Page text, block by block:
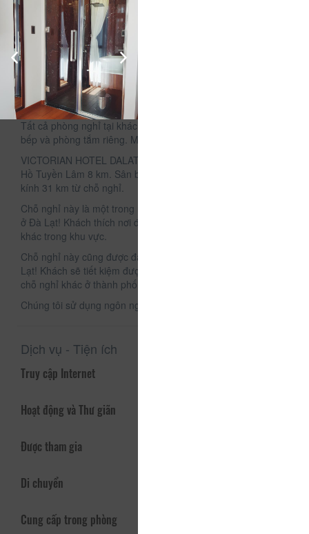
Mô tả
Tọa lạc tại thành phố Đà Lạt, cách Vườn hoa Đà Lạt 1,7 km
và Hồ Xuân Hương 3,2 km, VICTORIAN HOTEL DALAT cung
cấp chỗ nghỉ với sảnh khách chung và Wi-Fi miễn phí. Chỗ
nghỉ này có lễ tân 24 giờ và sân hiên tắm nắng. Khách sạn
cách Công viên Yersin 3,2 km và Quảng trường Lâm Viên 3,3
km.
Tất cả phòng nghỉ tại khách sạn đều có TV màn hình phẳng,
bếp và phòng tắm riêng. Một số phòng còn có ban công.
VICTORIAN HOTEL DALAT cách cả Thiền viện Trúc Lâm và
Hồ Tuyền Lâm 8 km. Sân bay Liên Khương nằm trong bán
kính 31 km từ chỗ nghỉ.
Chỗ nghỉ này là một trong những vị trí được đánh giá tốt nhất
ở Đà Lạt! Khách thích nơi đây hơn so với những chỗ nghỉ
khác trong khu vực.
Chỗ nghỉ này cũng được đánh giá là đáng giá tiền nhất ở Đà
Lạt! Khách sẽ tiết kiệm được nhiều hơn so với nghỉ tại những
chỗ nghỉ khác ở thành phố này.
Chúng tôi sử dụng ngôn ngữ của bạn!
Dịch vụ - Tiện ích
Truy cập Internet
Hoạt động và Thư giãn
Được tham gia
Di chuyển
Cung cấp trong phòng